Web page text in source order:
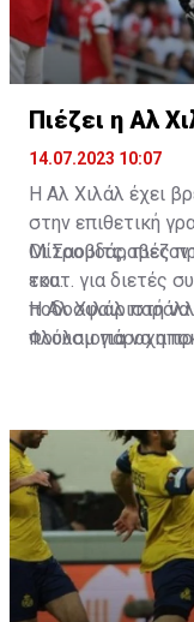
Πιέζει η Αλ
14.07.2023 10:07
Η Αλ Χιλάλ έχει
στην επιθετική
Μίτροβιτς,
του.
Οι Σαουδάραβες
εκατ. για διετές
ποδοσφαιριστή
πλουσιοπάροχη
Η Αλ Χιλάλ
Φούλαμ για να